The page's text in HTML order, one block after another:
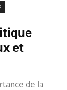
et
de la